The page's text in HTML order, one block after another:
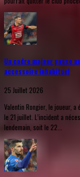
Un cadre majeur passe
accessoire inhabituel
25 Juillet 2026
Valentin Rongier, le joueur,
le 21 juillet. L’incident a
lendemain, soit le 22...